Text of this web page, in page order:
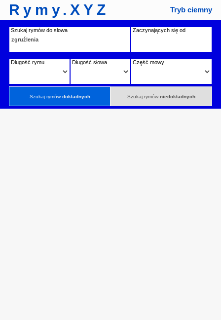
Rymy.XYZ Tryb ciemny
Szukaj rymów do słowa Zaczynających się od
Długość rymu Długość słowa Część mowy
Szukaj rymówdokładnych Szukaj rymów niedokładnych